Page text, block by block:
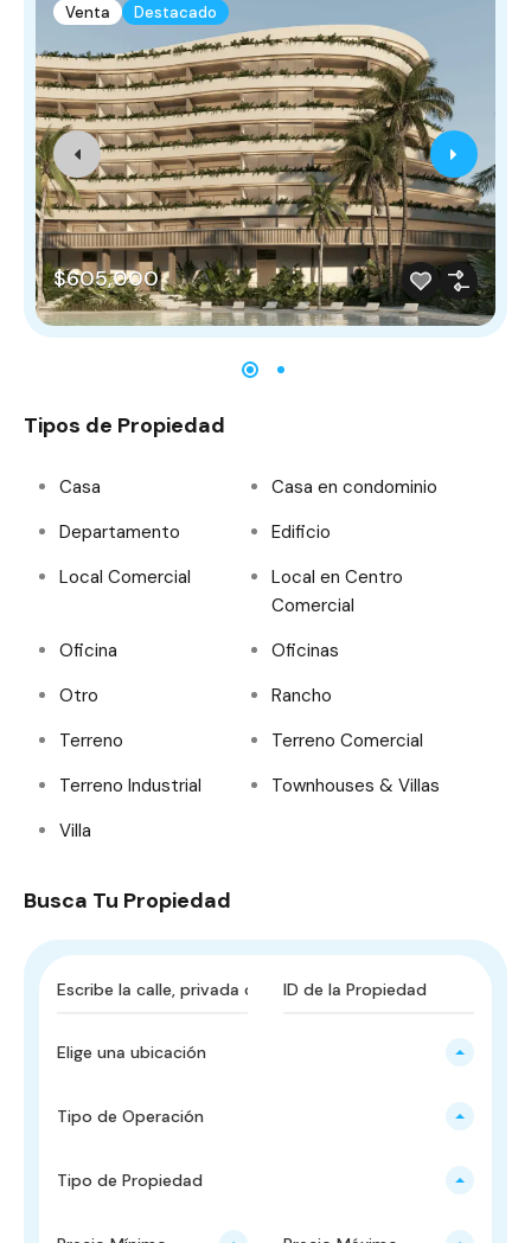
Venta Destacado
$605,000
Tipos de Propiedad
Casa
Casa en condominio
Departamento
Edificio
Local Comercial
Local en Centro
Comercial
Oficina
Oficinas
Otro
Rancho
Terreno
Terreno Comercial
Terreno Industrial
Townhouses & Villas
Villa
Busca Tu Propiedad
Elige una ubicación
Tipo de Operación
Tipo de Propiedad